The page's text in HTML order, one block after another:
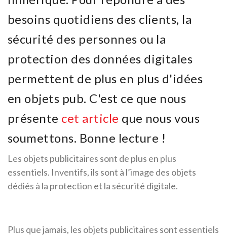
besoins quotidiens des clients, la
sécurité des personnes ou la
protection des données digitales
permettent de plus en plus d'idées
en objets pub. C'est ce que nous
présente cet article que nous vous
soumettons. Bonne lecture !
Les objets publicitaires sont de plus en plus
essentiels. Inventifs, ils sont à l’image des objets
dédiés à la protection et la sécurité digitale.
Plus que jamais, les objets publicitaires sont essentiels